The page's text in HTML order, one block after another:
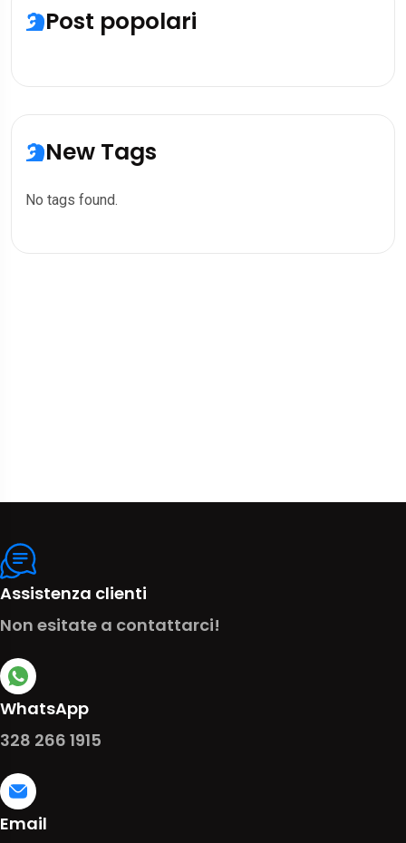
Post popolari
New Tags
No tags found.
Assistenza clienti
Non esitate a contattarci!
WhatsApp
328 266 1915
Email